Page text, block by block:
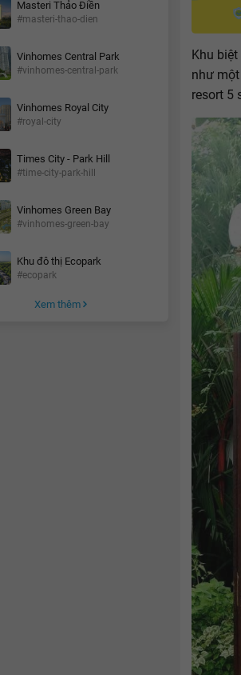
Masteri Thảo Điền
#masteri-thao-dien
Vinhomes Central Park
#vinhomes-central-park
Vinhomes Royal City
#royal-city
Times City - Park Hill
#time-city-park-hill
Vinhomes Green Bay
#vinhomes-green-bay
Khu đô thị Ecopark
#ecopark
Xem thêm
Khu
như
resort 5